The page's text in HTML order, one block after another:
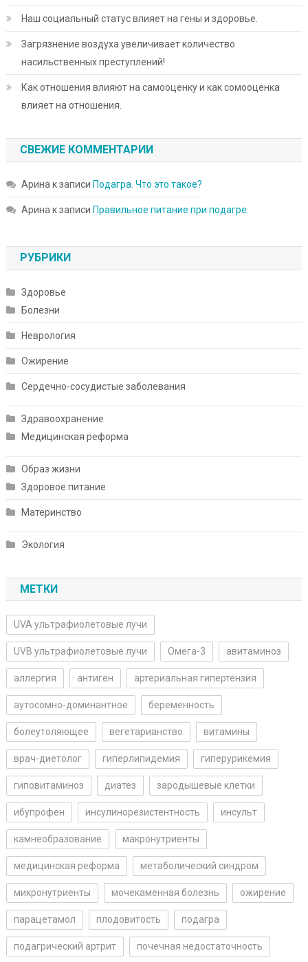
Наш социальный статус влияет на гены и здоровье.
Загрязнение воздуха увеличивает количество
насильственных преступлений!
Как отношения влияют на самооценку и как сомооценка
влияет на отношения.
СВЕЖИЕ КОММЕНТАРИИ
Арина к записи Подагра. Что это такое?
Арина к записи Правильное питание при подагре.
РУБРИКИ
Здоровье
Болезни
Неврология
Ожирение
Сердечно-сосудистые заболевания
Здравоохранение
Медицинская реформа
Образ жизни
Здоровое питание
Материнство
Экология
МЕТКИ
UVA ультрафиолетовые лучи
UVB ультрафиолетовые лучи Омега-3 авитаминоз
аллергия антиген артериальная гипертензия
аутосомно-доминантное беременность
болеутоляющее вегетарианство витамины
врач-диетолог гиперлипидемия гиперурикемия
гиповитаминоз диатез зародышевые клетки
ибупрофен инсулинорезистентность инсульт
камнеобразование макронутриенты
медицинская реформа метаболический синдром
микронутриенты мочекаменная болезнь ожирение
парацетамол плодовитость подагра
подагрический артрит почечная недостаточность